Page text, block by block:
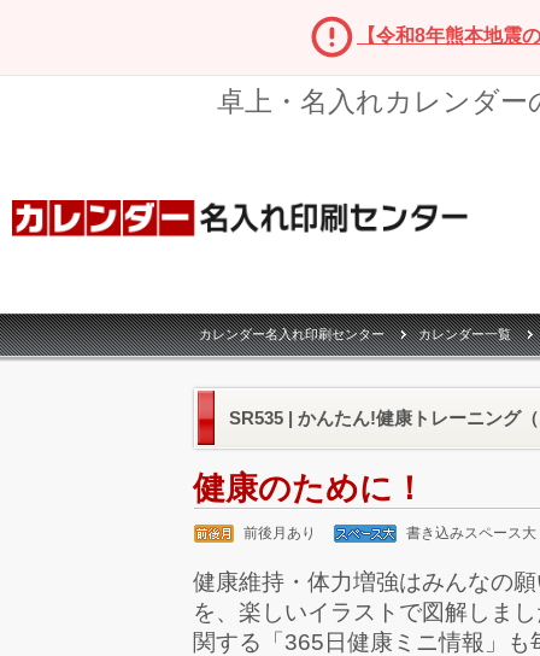
【令和8年熊本地震
卓上・名入れカレンダ
カレンダー名入れ印刷センター カレンダー一覧
SR535 | かんたん!健康トレーニング
健康のために！
前後月あり 書き込みスペース大
健康維持・体力増強はみんなの
を、楽しいイラストで図解しま
関する「365日健康ミニ情報」